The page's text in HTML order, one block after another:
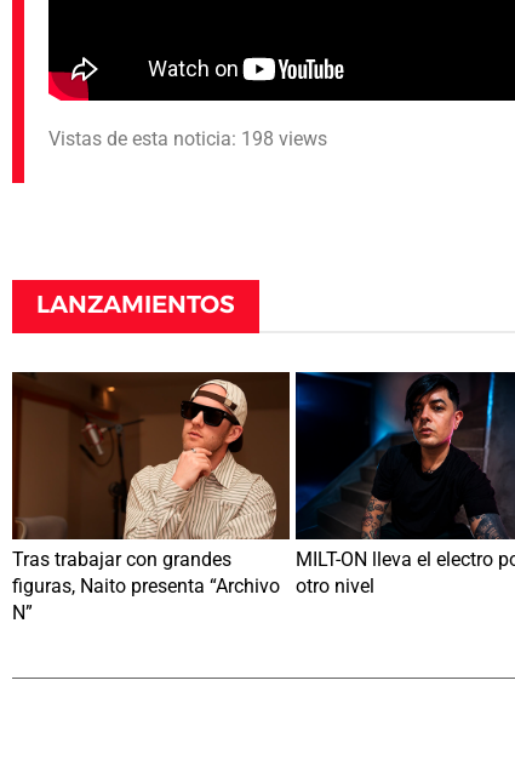
Vistas de esta noticia: 198 views
LANZAMIENTOS
Tras trabajar con grandes
figuras, Naito presenta “Archivo
N”
MILT-ON lleva el electro
otro nivel